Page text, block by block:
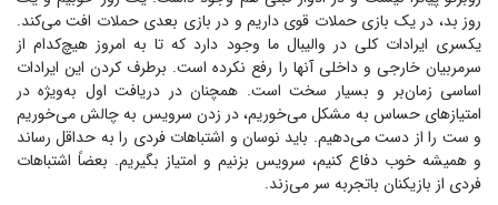
روز بد، در یک بازی حملات قوی داریم و در بازی بعدی حملات افت می‌کند.
یکسری ایرادات کلی در والیبال ما وجود دارد که تا به امروز هیچ‌کدام از
سرمربیان خارجی و داخلی آنها را رفع نکرده است. برطرف کردن این ایرادات
اساسی زمان‌بر و بسیار سخت است. همچنان در دریافت اول به‌ویژه در
امتیاز‌های حساس به مشکل می‌خوریم، در زدن سرویس به چالش می‌خوریم
و ست را از دست می‌دهیم. باید نوسان و اشتباهات فردی را به حداقل رساند
و همیشه خوب دفاع کنیم، سرویس بزنیم و امتیاز بگیریم. بعضاً اشتباهات
فردی از بازیکنان باتجربه سر می‌زند.